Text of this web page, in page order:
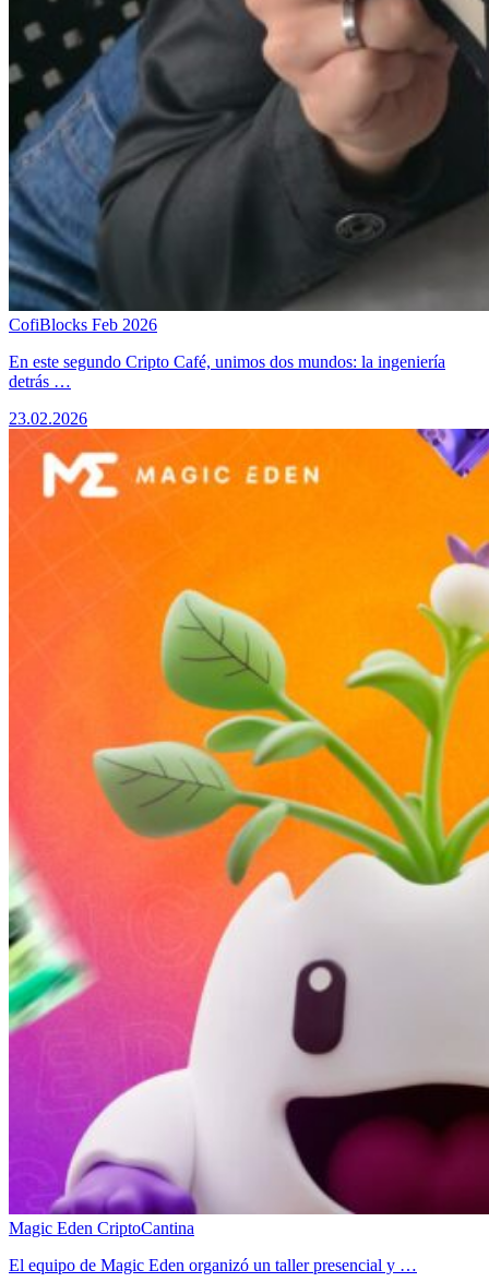
CofiBlocks Feb 2026
​En este segundo Cripto Café, unimos dos mundos: la ingeniería
detrás …
23.02.2026
Magic Eden CriptoCantina
El equipo de Magic Eden organizó un taller presencial y …